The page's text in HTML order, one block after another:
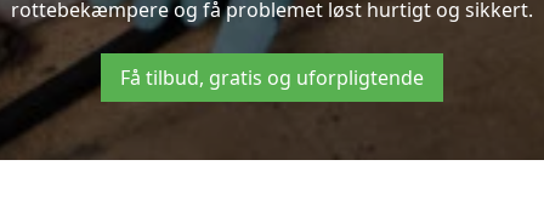
rottebekæmpere og få problemet løst hurtigt og sikkert.
Få tilbud, gratis og uforpligtende